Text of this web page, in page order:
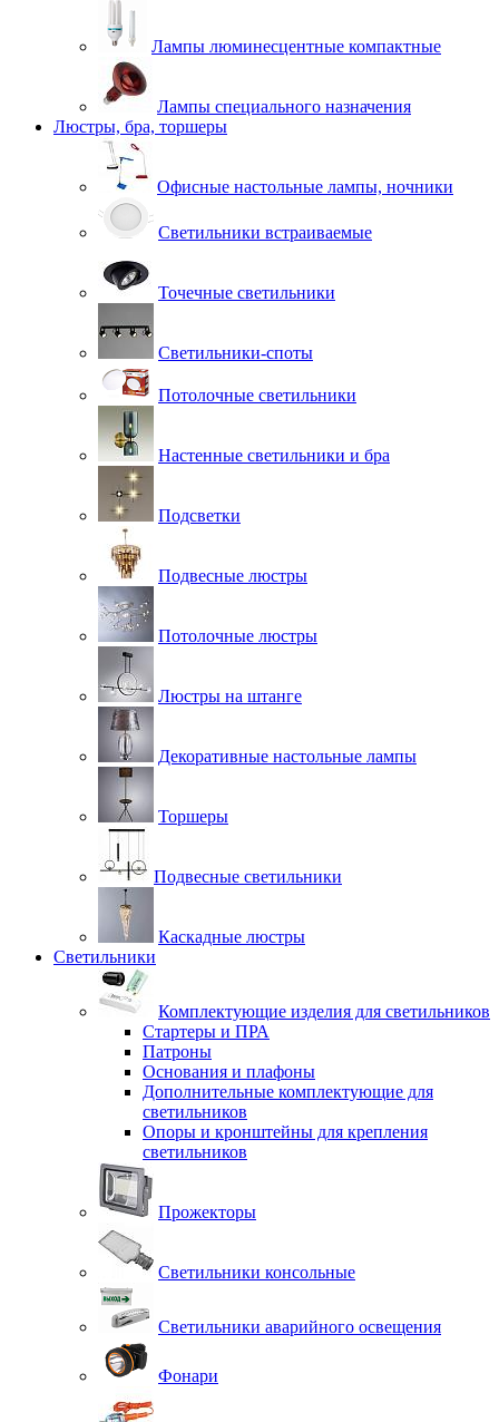
Лампы люминесцентные компактные
Лампы специального назначения
Люстры, бра, торшеры
Офисные настольные лампы, ночники
Светильники встраиваемые
Точечные светильники
Светильники-споты
Потолочные светильники
Настенные светильники и бра
Подсветки
Подвесные люстры
Потолочные люстры
Люстры на штанге
Декоративные настольные лампы
Торшеры
Подвесные светильники
Каскадные люстры
Светильники
Комплектующие изделия для светильников
Стартеры и ПРА
Патроны
Основания и плафоны
Дополнительные комплектующие для
светильников
Опоры и кронштейны для крепления
светильников
Прожекторы
Светильники консольные
Светильники аварийного освещения
Фонари